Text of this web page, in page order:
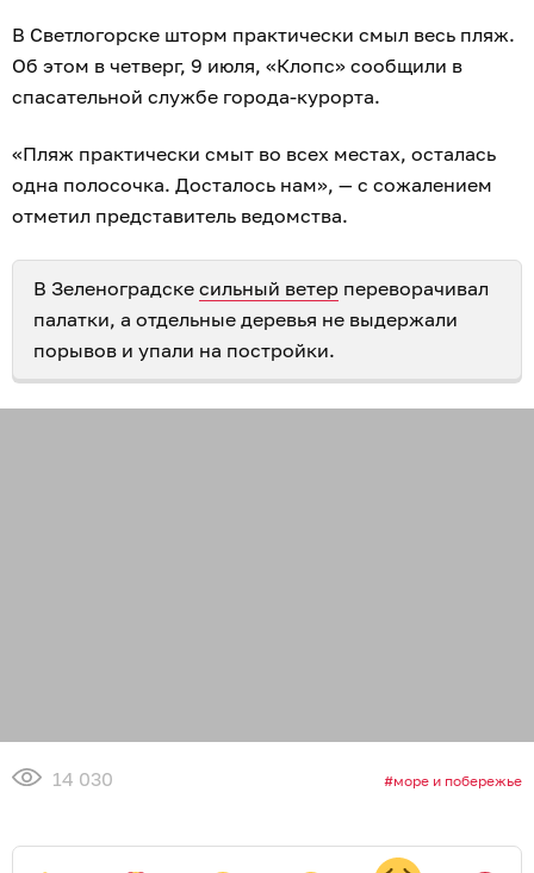
В Светлогорске шторм практически смыл весь пляж.
Об этом в четверг, 9 июля, «Клопс» сообщили в
спасательной службе города-курорта.
«Пляж практически смыт во всех местах, осталась
одна полосочка. Досталось нам», — с сожалением
отметил представитель ведомства.
В Зеленоградске сильный ветер переворачивал
палатки, а отдельные деревья не выдержали
порывов и упали на постройки.
14 030 море и побережье